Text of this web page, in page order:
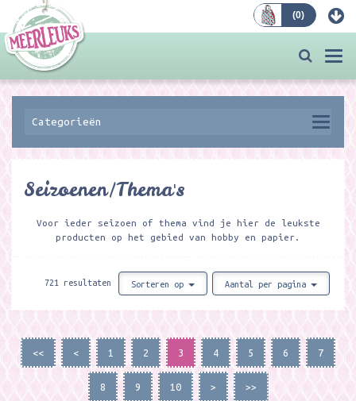
(0)
Categorieën
Seizoenen/Thema's
Voor ieder seizoen of thema vind je hier de leukste
producten op het gebied van hobby en papier.
721 resultaten Sorteren op Aantal per pagina
<< < 1 2 3 4 5 6 7
8 9 10 > >>